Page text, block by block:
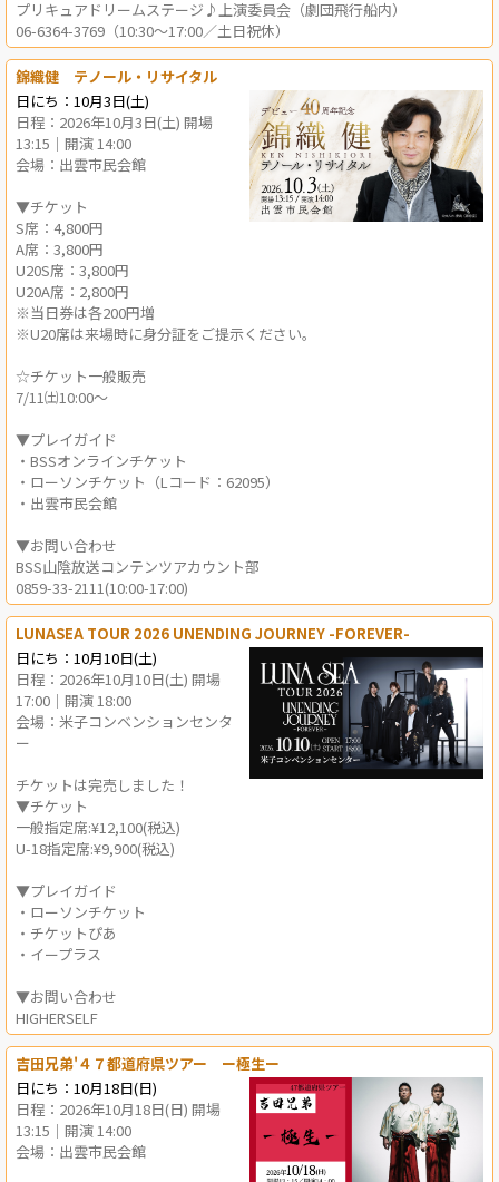
プリキュアドリームステージ♪上演委員会（劇団飛行船内）
06-6364-3769（10:30～17:00／土日祝休）
錦織健 テノール・リサイタル
日にち：10月3日(土)
日程：2026年10月3日(土) 開場
13:15｜開演 14:00
会場：出雲市民会館
▼チケット
S席：4,800円
A席：3,800円
U20S席：3,800円
U20A席：2,800円
※当日券は各200円増
※U20席は来場時に身分証をご提示ください。
☆チケット一般販売
7/11㈯10:00～
▼プレイガイド
・BSSオンラインチケット
・ローソンチケット（Lコード：62095）
・出雲市民会館
▼お問い合わせ
BSS山陰放送コンテンツアカウント部
0859-33-2111(10:00-17:00)
LUNASEA TOUR 2026 UNENDING JOURNEY -FOREVER-
日にち：10月10日(土)
日程：2026年10月10日(土) 開場
17:00｜開演 18:00
会場：米子コンベンションセンタ
ー
チケットは完売しました！
▼チケット
一般指定席:¥12,100(税込)
U-18指定席:¥9,900(税込)
▼プレイガイド
・ローソンチケット
・チケットぴあ
・イープラス
▼お問い合わせ
HIGHERSELF
吉田兄弟'４７都道府県ツアー ー極生ー
日にち：10月18日(日)
日程：2026年10月18日(日) 開場
13:15｜開演 14:00
会場：出雲市民会館